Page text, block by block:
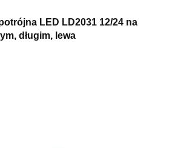
LED LD2031 12/24 na
długim, lewa